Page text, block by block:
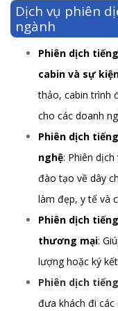
Dịch vụ phiên
ngành
Phiên dịch
cabin và sự
thảo, cabin trình
cho các doanh
Phiên dịch
nghệ: Phiên
đào tạo về dây
làm đẹp, y tế và
Phiên dịch
thương mại:
lượng hoặc ký
Phiên dịch
đưa khách đi